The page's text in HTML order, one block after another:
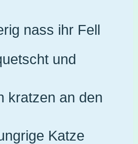
nass ihr Fell
und
kratzen an den
Katze